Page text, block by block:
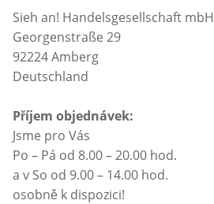
Sieh an! Handelsgesellschaft mbH
Georgenstraße 29
92224 Amberg
Deutschland
Příjem objednávek:
Jsme pro Vás
Po – Pá od 8.00 – 20.00 hod.
a v So od 9.00 – 14.00 hod.
osobně k dispozici!